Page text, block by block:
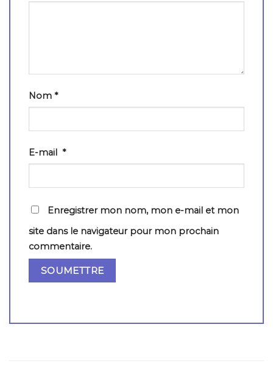
Nom *
E-mail *
Enregistrer mon nom, mon e-mail et mon
site dans le navigateur pour mon prochain
commentaire.